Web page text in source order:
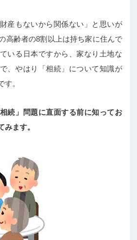
産もないから関係ない」と思いが
高齢者の8割以上は持ち家に住んで
いる日本ですから、家なり土地な
、やはり「相続」について知識が
。
続」問題に直面する前に知ってお
みます。